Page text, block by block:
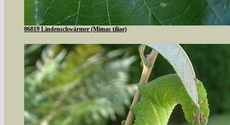
06819 Lindenschwärmer (Mimas tiliae)